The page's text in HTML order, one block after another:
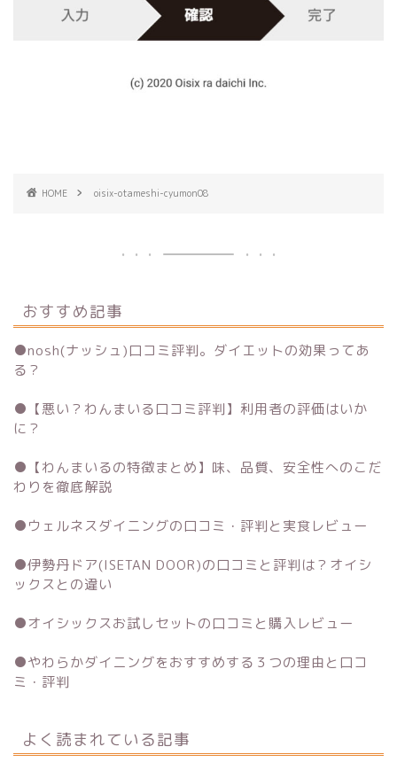
HOME oisix-otameshi-cyumon08
おすすめ記事
●nosh(ナッシュ)口コミ評判。ダイエットの効果ってあ
る？
● 【悪い？わんまいる口コミ評判】利用者の評価はいか
に？
● 【わんまいるの特徴まとめ】味、品質、安全性へのこだ
わりを徹底解説
●ウェルネスダイニングの口コミ・評判と実食レビュー
●伊勢丹ドア(ISETAN DOOR)の口コミと評判は？オイシ
ックスとの違い
●オイシックスお試しセットの口コミと購入レビュー
●やわらかダイニングをおすすめする３つの理由と口コ
ミ・評判
よく読まれている記事